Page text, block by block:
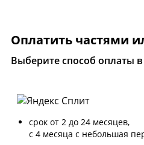
Оплатить частями
Выберите способ оплаты
срок от 2 до 24 месяцев,
с 4 месяца с небольшая